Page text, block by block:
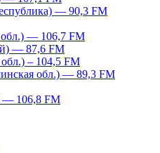
— 90,3 FM
обл.) — 106,7 FM
— 87,6 FM
– 104,5 FM
обл.) — 89,3 FM
— 106,8 FM